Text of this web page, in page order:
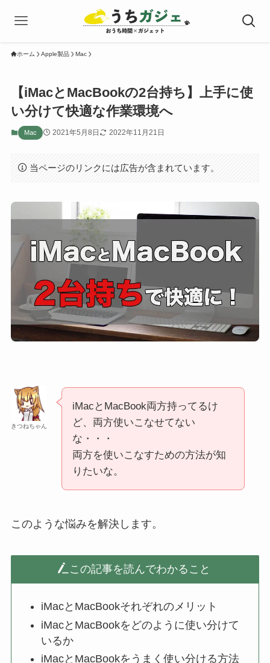
ホーム Apple製品 Mac
【iMacとMacBookの2台持ち】上手に使
い分けて快適な作業環境へ
Mac 2021年5月8日 2022年11月21日
当ページのリンクには広告が含まれています。
きつねちゃん
iMacとMacBook両方持ってるけ
ど、両方使いこなせてない
な・・・
両方を使いこなすための方法が知
りたいな。
このような悩みを解決します。
この記事を読んでわかること
iMacとMacBookそれぞれのメリット
iMacとMacBookをどのように使い分けて
いるか
iMacとMacBookをうまく使い分ける方法